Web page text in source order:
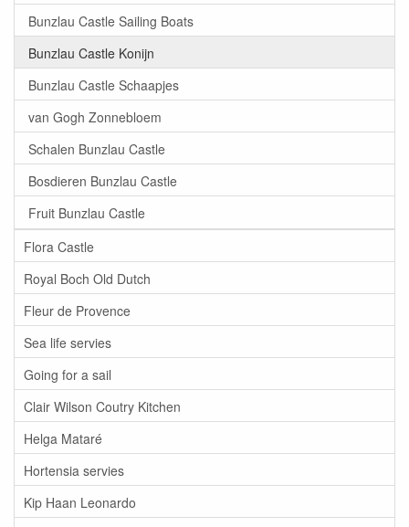
Bunzlau Castle Sailing Boats
Bunzlau Castle Konijn
Bunzlau Castle Schaapjes
van Gogh Zonnebloem
Schalen Bunzlau Castle
Bosdieren Bunzlau Castle
Fruit Bunzlau Castle
Flora Castle
Royal Boch Old Dutch
Fleur de Provence
Sea life servies
Going for a sail
Clair Wilson Coutry Kitchen
Helga Mataré
Hortensia servies
Kip Haan Leonardo